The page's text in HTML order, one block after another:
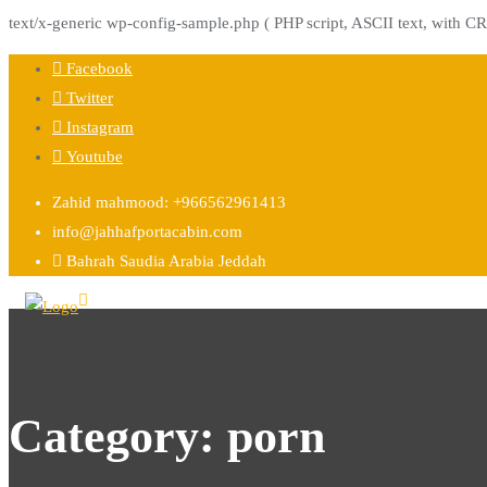
text/x-generic wp-config-sample.php ( PHP script, ASCII text, with
Skip
content
Facebook
Twitter
Instagram
Youtube
Zahid mahmood: +966562961413
info@jahhafportacabin.com
Bahrah Saudia Arabia Jeddah
Category: porn